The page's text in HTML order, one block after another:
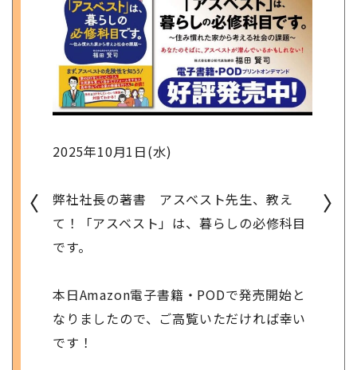
2025年10月1日(水)
弊社社長の著書 アスベスト先生、教え
て！「アスベスト」は、暮らしの必修科目
です。
本日Amazon電子書籍・PODで発売開始と
なりましたので、ご高覧いただければ幸い
です！
〈 〉